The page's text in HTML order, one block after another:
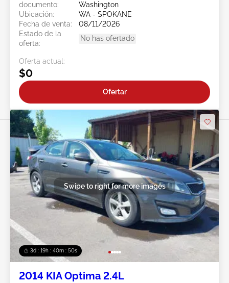
documento:
Washington
Ubicación:
WA - SPOKANE
Fecha de venta:
08/11/2026
Estado de la
oferta:
No has ofertado
Oferta actual:
$0
Ofertar
3d : 19h : 40m : 47s
Swipe to right for more images
2014 KIA Optima 2.4L